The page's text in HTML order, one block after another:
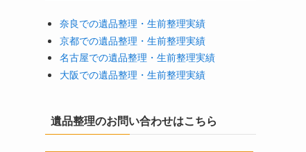
奈良での遺品整理・生前整理実績
京都での遺品整理・生前整理実績
名古屋での遺品整理・生前整理実績
大阪での遺品整理・生前整理実績
遺品整理のお問い合わせはこちら